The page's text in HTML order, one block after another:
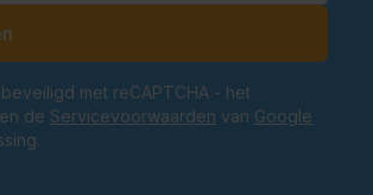
met reCAPTCHA - het
en de Servicevoorwaarden van Google